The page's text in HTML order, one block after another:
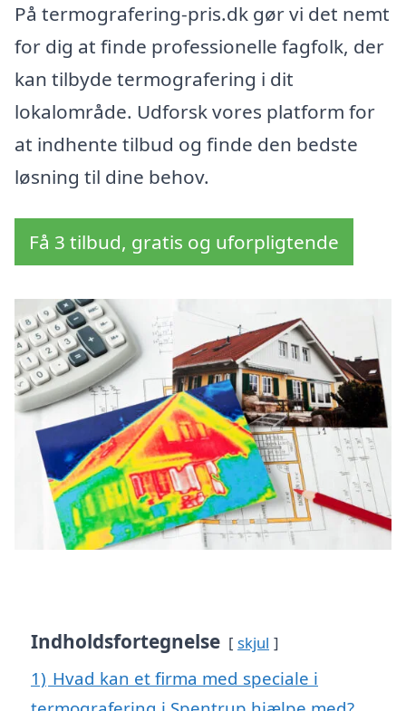
På termografering-pris.dk gør vi det nemt
for dig at finde professionelle fagfolk, der
kan tilbyde termografering i dit
lokalområde. Udforsk vores platform for
at indhente tilbud og finde den bedste
løsning til dine behov.
Få 3 tilbud, gratis og uforpligtende
Indholdsfortegnelse skjul
1) Hvad kan et firma med speciale i